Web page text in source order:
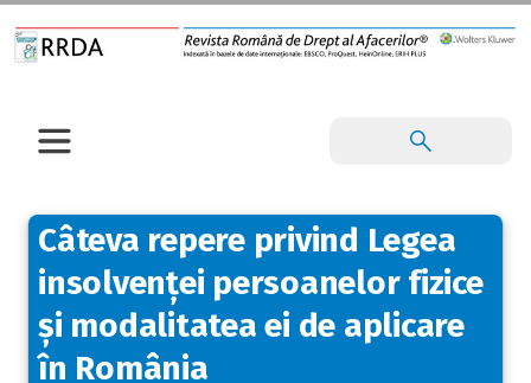
Câteva repere privind Legea
insolvenței persoanelor fizice
și modalitatea ei de aplicare
în România